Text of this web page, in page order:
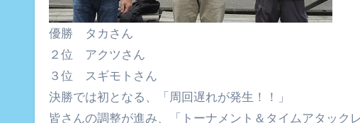
優勝 タカさん
２位 アクツさん
３位 スギモトさん
決勝では初となる、「周回遅れが発生！！」
皆さんの調整が進み、「トーナメント＆タイムアタック